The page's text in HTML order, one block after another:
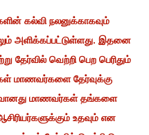
கல்வி நலனுக்காகவும்
அளிக்கப்பட்டுள்ளது. இதனை
தேர்வில் வெற்றி பெற பெரிதும்
மாணவர்களை தேர்வுக்கு
மாணவர்கள் தங்களை
உதவும் என